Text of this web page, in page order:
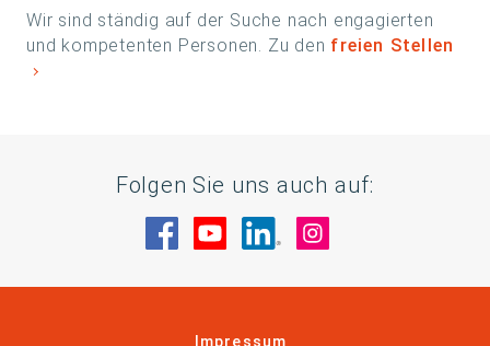
Wir sind ständig auf der Suche nach engagierten
und kompetenten Personen. Zu den freien Stellen
Folgen Sie uns auch auf:
Besuche uns auf Facebook
Besuche uns auf YouTube
Besuche uns auf
Impressum